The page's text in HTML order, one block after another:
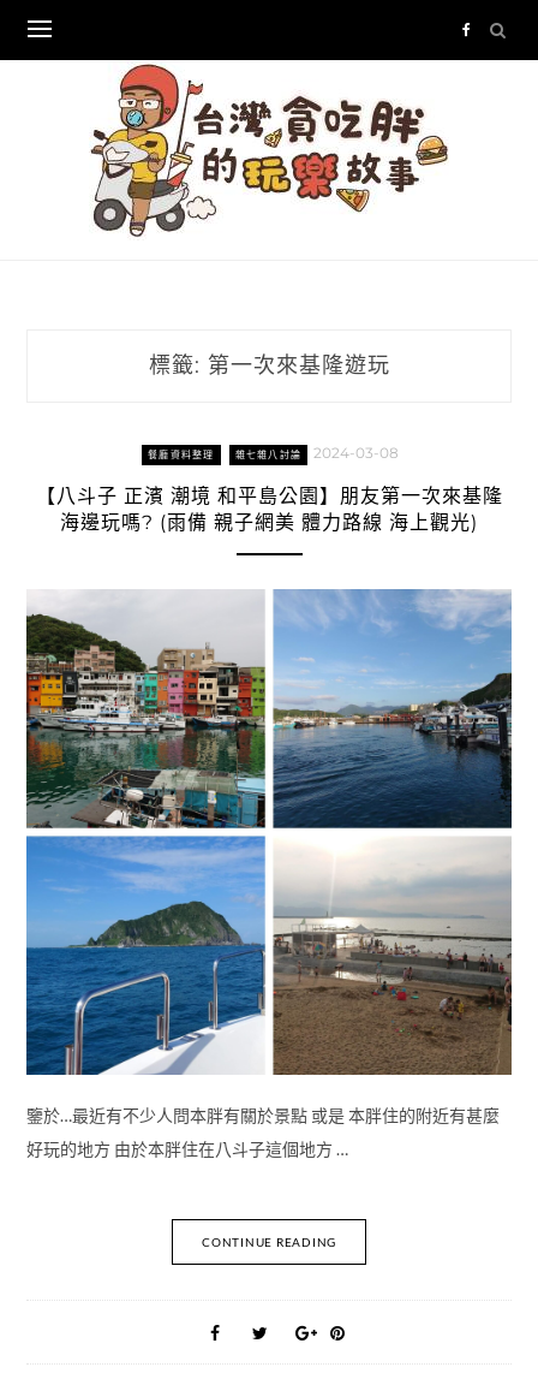
content
標籤: 第一次來基隆遊玩
餐廳資料整理 雜七雜八討論 2024-03-08
【八斗子 正濱 潮境 和平島公園】朋友第一次來基隆
海邊玩嗎? (雨備 親子網美 體力路線 海上觀光)
鑒於…最近有不少人問本胖有關於景點 或是 本胖住的附近有甚麼
好玩的地方 由於本胖住在八斗子這個地方 …
CONTINUE READING